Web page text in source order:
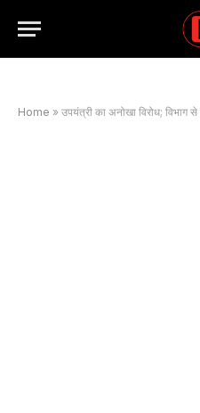
Home » उपयंत्री का अनोखा विरोध; विभाग से मांगी